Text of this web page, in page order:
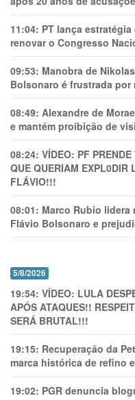
11:04: PT lança
renovar o Congresso
09:53: Manobra de
Bolsonaro é frustrada por
08:49: Alexandre de
e mantém proibição de
08:24: VÍDEO: PF
QUE QUERIAM
FLÁVIO!!!
08:01: Marco Rubio lidera
Flávio Bolsonaro e
5/8/2026
19:54: VÍDEO: LULA
APÓS ATAQUES!!
SERÁ BRUTAL!!!
19:15: Recuperação da
marca histórica de refino
19:02: PGR denuncia